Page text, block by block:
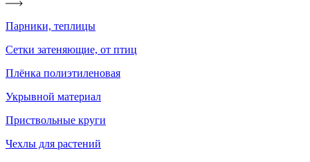
Парники, теплицы
Сетки затеняющие, от птиц
Плёнка полиэтиленовая
Укрывной материал
Приствольные круги
Чехлы для растений